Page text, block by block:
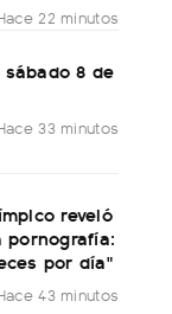
22 minutos
8 de
33 minutos
reveló
por día"
43 minutos